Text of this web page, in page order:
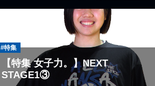
#特集
【特集 女子力。】NEXT
STAGE1③